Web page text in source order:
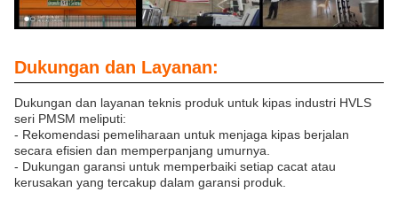
Dukungan dan Layanan:
Dukungan dan layanan teknis produk untuk kipas industri HVLS
seri PMSM meliputi:
- Rekomendasi pemeliharaan untuk menjaga kipas berjalan
secara efisien dan memperpanjang umurnya.
- Dukungan garansi untuk memperbaiki setiap cacat atau
kerusakan yang tercakup dalam garansi produk.